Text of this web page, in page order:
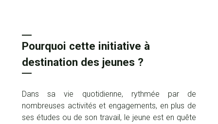
Pourquoi cette initiative à
destination des jeunes ?
Dans sa vie quotidienne, rythmée par de
nombreuses activités et engagements, en plus de
ses études ou de son travail, le jeune est en quête